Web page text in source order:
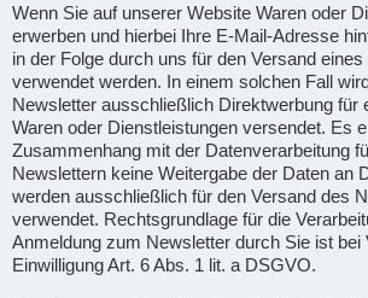
Wenn Sie auf unserer Website Waren oder
erwerben und hierbei Ihre E-Mail-Adresse
in der Folge durch uns für den Versand
verwendet werden. In einem solchen Fall
Newsletter ausschließlich Direktwerbung für
Waren oder Dienstleistungen versendet. Es
Zusammenhang mit der Datenverarbeitung
Newslettern keine Weitergabe der Daten an
werden ausschließlich für den Versand des
verwendet. Rechtsgrundlage für die
Anmeldung zum Newsletter durch Sie ist bei
Einwilligung Art. 6 Abs. 1 lit. a DSGVO.